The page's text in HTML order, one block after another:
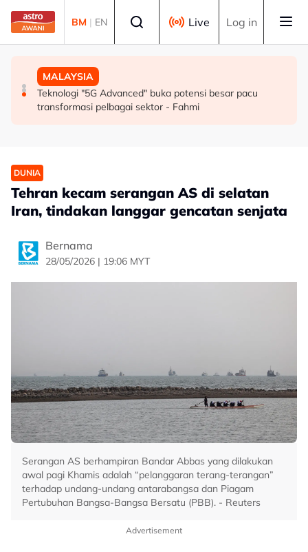
Skip to main content
BM | EN Live Log in
SUKAN
Mohamed Salah sertai Trabzonspor, terima €17 juta
semusim
MALAYSIA
Berita tempatan pilihan sepanjang hari ini
MALAYSIA
Teknologi "5G Advanced" buka potensi besar pacu
transformasi pelbagai sektor - Fahmi
DUNIA
Tehran kecam serangan AS di selatan
Iran, tindakan langgar gencatan senjata
Bernama
28/05/2026 | 19:06 MYT
Serangan AS berhampiran Bandar Abbas yang dilakukan
awal pagi Khamis adalah “pelanggaran terang-terangan”
terhadap undang-undang antarabangsa dan Piagam
Pertubuhan Bangsa-Bangsa Bersatu (PBB). - Reuters
Advertisement